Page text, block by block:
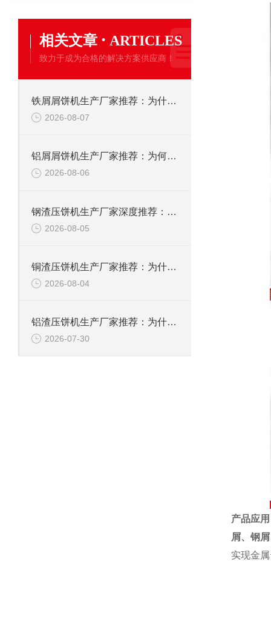
相关文章 · ARTICLES
致力于成为合格的解决方案供应商！
铁屑屑饼机生产厂家推荐：为什么恩派特是您的优选伙伴
2026-08-07
铝屑屑饼机生产厂家推荐：为何恩派特成为金属回收行业的“隐形优选”？
2026-08-06
钢渣压饼机生产厂家深度推荐：为何恩派特成为高净值产线的优选
2026-08-05
铜渣压饼机生产厂家推荐：为什么恩派特成为众多企业的信赖？
2026-08-04
铝渣压饼机生产厂家推荐：为什么恩派特是值得信赖的选择？
2026-07-30
产品应
屑、 钢屑
实现金